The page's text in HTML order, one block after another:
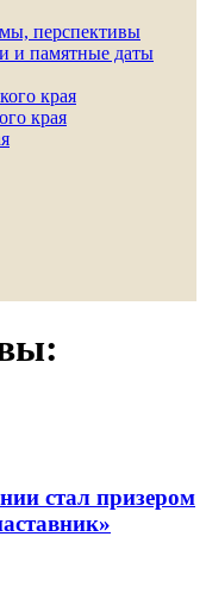
перспективы
и памятные даты
края
края
стал призером